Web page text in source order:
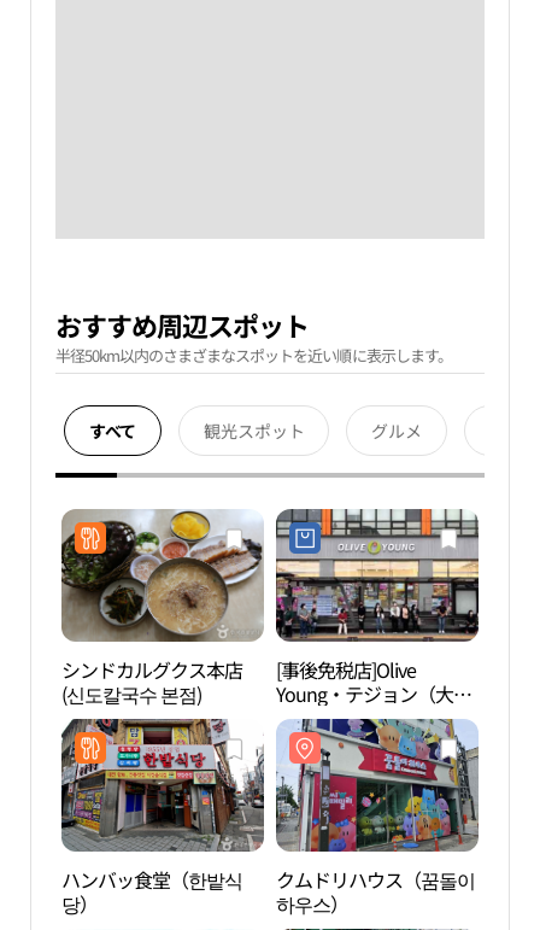
おすすめ周辺スポット
半径50km以内のさまざまなスポットを近い順に表示します。
すべて 観光スポット グルメ
シンドカルグクス本店
(신도칼국수 본점)
[事後免税店]Olive
Young・テジョン（大
田）駅店(올리브영 대전
역점)
ハンバッ食堂（한밭식
당）
クムドリハウス（꿈돌이
하우스）